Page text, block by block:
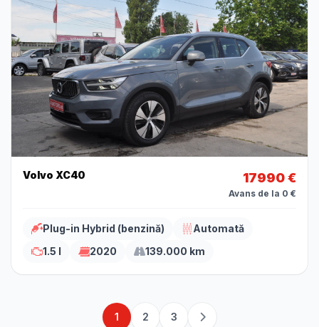
Volvo XC40 17990 €
Avans de la 0 €
Plug-in Hybrid (benzină)
Automată
1.5 l
2020 139.000 km
1 2 3